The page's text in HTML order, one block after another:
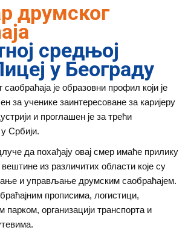
друмског
средњој
у Београду
је образовни профил који је
ученике заинтересоване за каријеру
и проглашен је за трећи
Србији.
да похађају овај смер имаће прилику
из различитих области које су
и управљање друмским саобраћајем.
прописима, логистици,
организацији транспорта и